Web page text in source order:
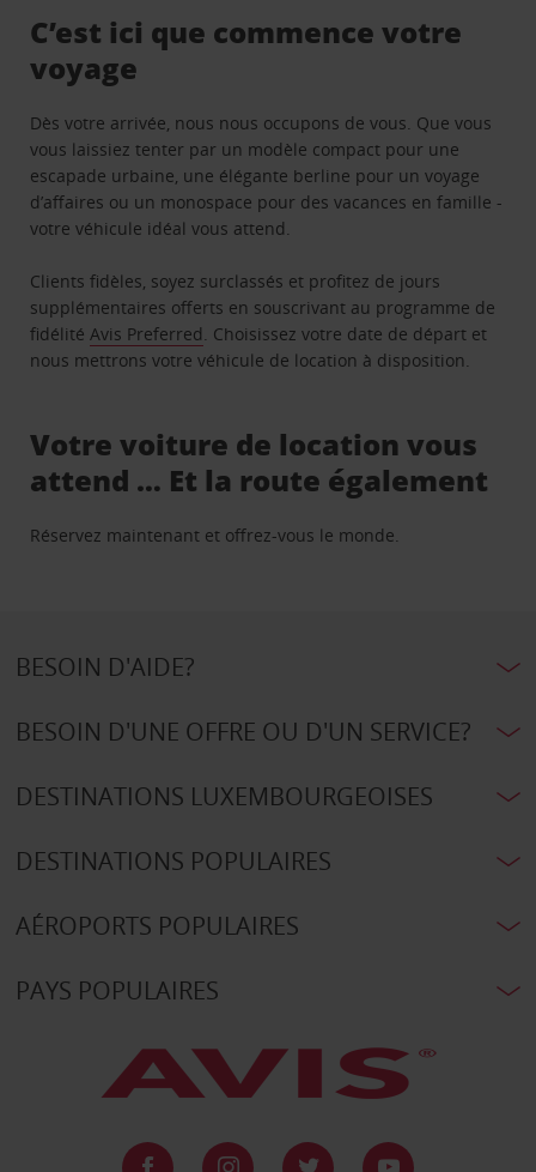
C’est ici que commence votre
voyage
Dès votre arrivée, nous nous occupons de vous. Que vous
vous laissiez tenter par un modèle compact pour une
escapade urbaine, une élégante berline pour un voyage
d’affaires ou un monospace pour des vacances en famille -
votre véhicule idéal vous attend.
Clients fidèles, soyez surclassés et profitez de jours
supplémentaires offerts en souscrivant au programme de
fidélitéAvis Preferred. Choisissez votre date de départ et
nous mettrons votre véhicule de location à disposition.
Votre voiture de location vous
attend … Et la route également
Réservez maintenant et offrez-vous le monde.
BESOIN D'AIDE?
BESOIN D'UNE OFFRE OU D'UN SERVICE?
DESTINATIONS LUXEMBOURGEOISES
DESTINATIONS POPULAIRES
AÉROPORTS POPULAIRES
PAYS POPULAIRES